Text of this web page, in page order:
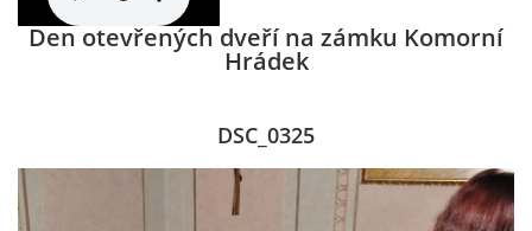
O NÁS
Den otevřených dveří na zámku Komorní
Hrádek
DSC_0325